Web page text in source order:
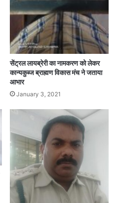
सेंट्रल लायब्रेरी का नामकरण को लेकर
कान्यकुब्ज ब्राह्मण विकास मंच ने जताया
आभार
January 3, 2021